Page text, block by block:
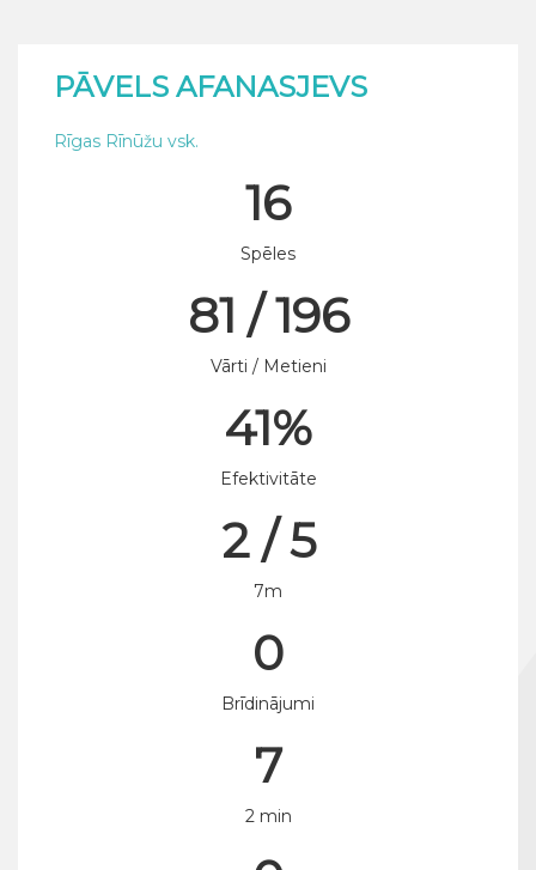
PĀVELS AFANASJEVS
Rīgas Rīnūžu vsk.
16
Spēles
81 / 196
Vārti / Metieni
41%
Efektivitāte
2 / 5
7m
0
Brīdinājumi
7
2 min